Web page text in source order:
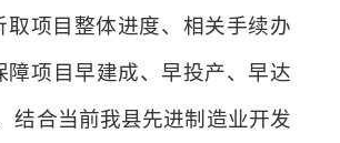
项目整体进度、相关手续办
项目早建成、早投产、早达
结合当前我县先进制造业开发